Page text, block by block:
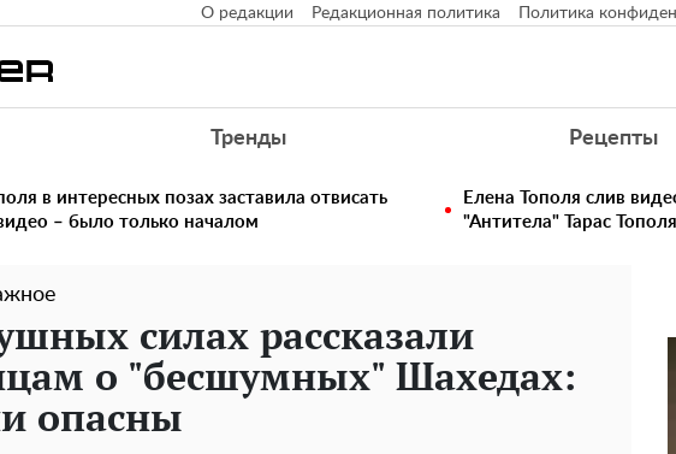
О редакции Редакционная политика Политика
Тренды Рецепты
в интересных позах заставила отвисать
– было только началом
Елена Тополя слив
"Антитела" Тарас
силах рассказали
о "бесшумных" Шахедах:
опасны